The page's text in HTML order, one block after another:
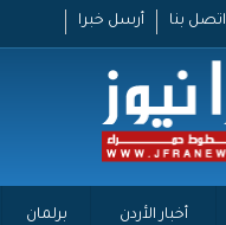
اتصل بنا أرسل خبرا
أخبار الأردن برلمان